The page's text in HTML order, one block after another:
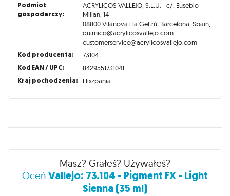
Podmiot
gospodarczy:
ACRYLICOS VALLEJO, S.L.U. - c/. Eusebio
Millan, 14
08800 Vilanova i la Geltrú, Barcelona, Spain,
quimico@acrylicosvallejo.com
customerservice@acrylicosvallejo.com
Kod producenta: 73104
Kod EAN / UPC: 8429551731041
Kraj pochodzenia: Hiszpania
Recenzje
Masz? Grałeś? Używałeś?
Oceń Vallejo: 73.104 - Pigment FX - Light
Sienna (35 ml)